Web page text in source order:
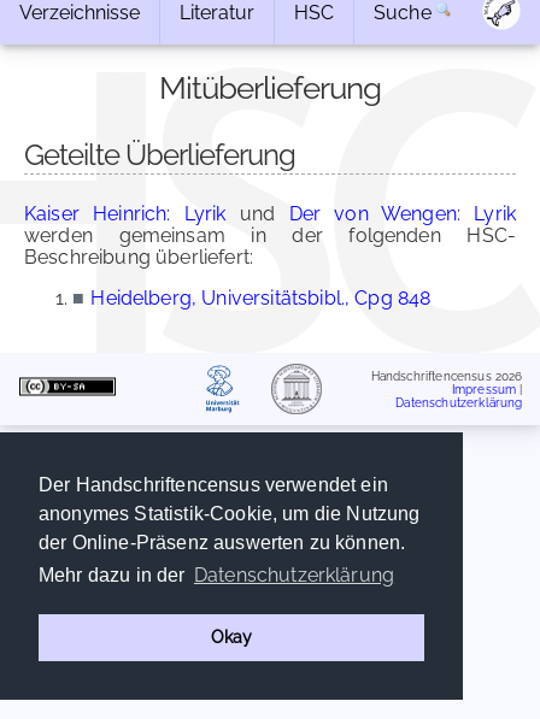
Der Handschriftencensus verwendet ein
anonymes Statistik-Cookie, um die Nutzung
der Online-Präsenz auswerten zu können.
Mehr dazu in der Datenschutzerklärung
Okay
Verzeichnisse Literatur HSC Suche
Mitüberlieferung
Geteilte Überlieferung
Kaiser Heinrich: Lyrik und Der von Wengen: Lyrik
werden gemeinsam in der folgenden HSC-
Beschreibung überliefert:
■ Heidelberg, Universitätsbibl., Cpg 848
Handschriftencensus 2026
Impressum
Datenschutzerklärung